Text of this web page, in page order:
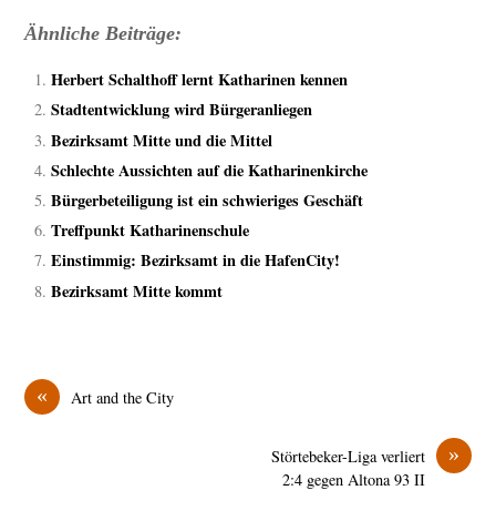
Ähnliche Beiträge:
Herbert Schalthoff lernt Katharinen kennen
Stadtentwicklung wird Bürgeranliegen
Bezirksamt Mitte und die Mittel
Schlechte Aussichten auf die Katharinenkirche
Bürgerbeteiligung ist ein schwieriges Geschäft
Treffpunkt Katharinenschule
Einstimmig: Bezirksamt in die HafenCity!
Bezirksamt Mitte kommt
« Art and the City
»
Störtebeker-Liga verliert
2:4 gegen Altona 93 II